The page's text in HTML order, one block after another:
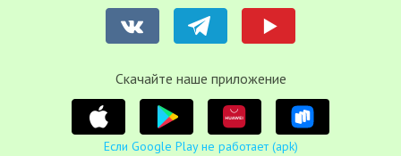
Cкачайте наше приложение
Если Google Play не работает (apk)